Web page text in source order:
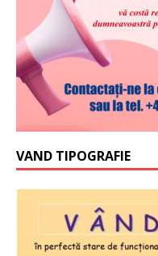
VAND TIPOGRAFIE